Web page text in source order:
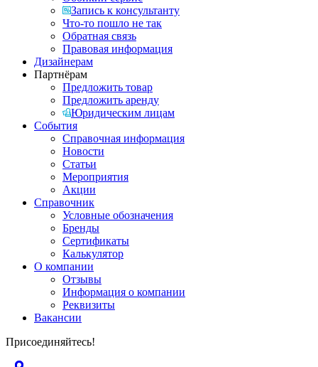
Запись к консультанту
Что-то пошло не так
Обратная связь
Правовая информация
Дизайнерам
Партнёрам
Предложить товар
Предложить аренду
Юридическим лицам
События
Справочная информация
Новости
Статьи
Мероприятия
Акции
Справочник
Условные обозначения
Бренды
Сертификаты
Калькулятор
О компании
Отзывы
Информация о компании
Реквизиты
Вакансии
Присоединяйтесь!